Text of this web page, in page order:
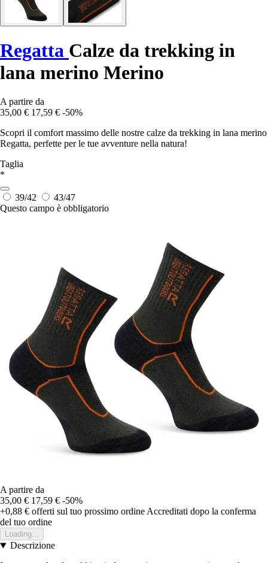
Regatta Calze da trekking in
lana merino Merino
A partire da
35,00 € 17,59 € -50%
Scopri il comfort massimo delle nostre calze da trekking in lana merino
Regatta, perfette per le tue avventure nella natura!
Taglia
*
39/42
43/47
Questo campo è obbligatorio
A partire da
35,00 € 17,59 € -50%
+0,88 € offerti sul tuo prossimo ordine Accreditati dopo la conferma
del tuo ordine
Loading...
Descrizione